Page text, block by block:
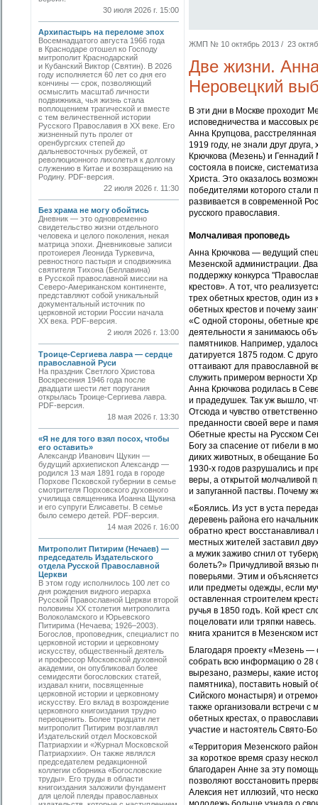
30 июля 2026 г. 15:00
Архипастырь на переломе эпох
Восемнадцатого августа 1966 года
в Краснодаре отошел ко Господу
митрополит Краснодарский
и Кубанский Виктор (Святин). В 2026
году исполняется 60 лет со дня его
кончины — срок, позволяющий
осмыслить масштаб личности
подвижника, чья жизнь стала
воплощением трагической и вместе
с тем величественной истории
Русского Православия в XX веке. Его
жизненный путь пролег от
оренбургских степей до
дальневосточных рубежей, от
революционного лихолетья к долгому
служению в Китае и возвращению на
Родину. PDF-версия.
22 июля 2026 г. 11:30
Без храма не могу обойтись
Дневник — это одновременно
свидетельство жизни отдельного
человека и целого поколения, некая
матрица эпохи. Дневниковые записи
протоиерея Леонида Туркевича,
ревностного пастыря и сподвижника
святителя Тихона (Беллавина)
в Русской православной миссии на
Северо-Американском континенте,
представляют собой уникальный
документальный источник по
церковной истории России начала
ХХ века. PDF-версия.
2 июля 2026 г. 13:00
Троице-Сергиева лавра — сердце
православной Руси
На праздник Светлого Христова
Воскресения 1946 года после
двадцати шести лет поругания
открылась Троице-Сергиева лавра.
PDF-версия.
18 мая 2026 г. 13:30
«Я не для того взял посох, чтобы
его оставить»
Александр Иванович Щукин —
будущий архиепископ Александр —
родился 13 мая 1891 года в городе
Порхове Псковской губернии в семье
смотрителя Порховского духовного
училища священника Иоанна Щукина
и его супруги Елисаветы. В семье
было семеро детей. PDF-версия.
14 мая 2026 г. 16:00
Митрополит Питирим (Нечаев) —
председатель Издательского
отдела Русской Православной
Церкви
В этом году исполнилось 100 лет со
дня рождения видного иерарха
Русской Православной Церкви второй
половины XX столетия митрополита
Волоколамского и Юрьевского
Питирима (Нечаева; 1926–2003).
Богослов, проповедник, специалист по
церковной истории и церковному
искусству, общественный деятель
и профессор Московской духовной
академии, он опубликовал более
семидесяти богословских статей,
издавал книги, посвященные
церковной истории и церковному
искусству. Его вклад в возрождение
церковного книгоиздания трудно
переоценить. Более тридцати лет
митрополит Питирим возглавлял
Издательский отдел Московской
Патриархии и «Журнал Московской
Патриархии». Он также являлся
председателем редакционной
коллегии сборника «Богословские
труды». Его труды в области
книгоиздания заложили фундамент
для целой плеяды православных
ЖМП № 10 октябрь 2013 / 23
Две жизни.
Неровецкий
В эти дни в Москве проходит
исповедничества и массовых
Анна Крупцова,
1919 году, не знали друг
Крючкова (Мезень) и
состояла в поиске,
Христа. Это оказалось
победителями которого
развивается в современной
русского православия.
Молчаливая проповедь
Анна Крючкова — ведущий
Мезенской администрации.
поддержку конкурса
крестов». А тот, что
трех обетных крестов, один
обетных крестов и почему
«С одной стороны, обетные
деятельности я занимаюсь
памятников. Например,
датируется 1875 годом. С
оттаивают для православной
служить примером верности
Анна Крючкова родилась в
и прадедушек. Так уж вышло,
Отсюда и чувство
преданности своей вере и
Обетные кресты на Русском
Богу за спасение от гибели в
диких животных, в обещание
1930-х годов разрушались и
веры, а открытой молчаливой
и запуганной паствы. Почему
«Боялись. Из уст в уста
деревень района его
обратно крест
местных жителей заставил
а мужик заживо сгнил от
болеть?» Причудливой вязью
поверьями. Этим и
или предметы одежды, если
оставленная строителем
ручья в 1850 годъ. Кой крест
поцеловати или тряпки
книга хранится в Мезенском
Благодаря проекту «Мезень
собрать всю информацию о 28
вырезано, размеры, какие
памятника), поставить новый
Сийского монастыря) и
также организовали встречи
обетных крестах, о
участие и настоятель Свято-
«Территория Мезенского
за короткое время сразу
благодарен Анне за эту
позволяют восстановить
Алексия нет иллюзий, что